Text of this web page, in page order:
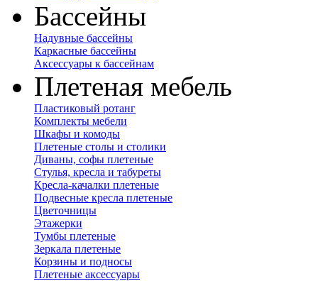
Бассейны
Надувные бассейны
Каркасные бассейны
Аксессуары к бассейнам
Плетеная мебель
Пластиковый ротанг
Комплекты мебели
Шкафы и комоды
Плетеные столы и столики
Диваны, софы плетеные
Стулья, кресла и табуреты
Кресла-качалки плетеные
Подвесные кресла плетеные
Цветочницы
Этажерки
Тумбы плетеные
Зеркала плетеные
Корзины и подносы
Плетеные аксессуары